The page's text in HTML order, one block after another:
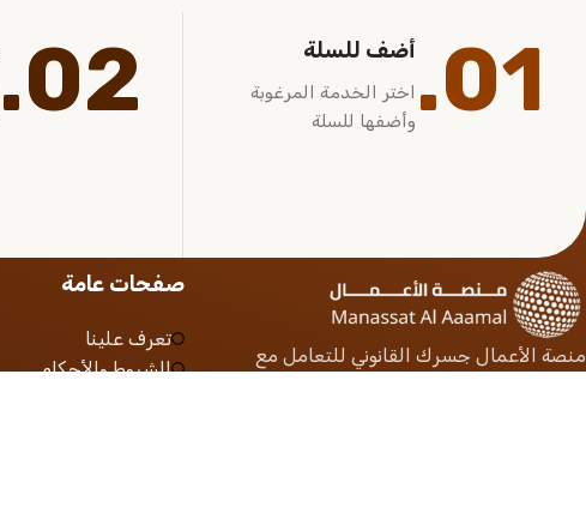
01. أضف للسلة
اختر الخدمة المرغوبة
وأضفها للسلة
02.
منصة الأعمال جسرك القانوني للتعامل مع
صفحات عامة
تعرف علينا
الشروط والأحكام